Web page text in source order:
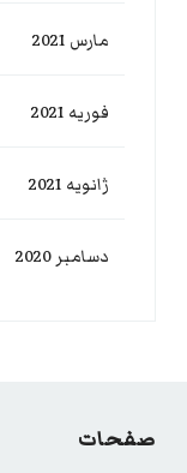
مارس 2021
فوریه 2021
ژانویه 2021
دسامبر 2020
صفحات